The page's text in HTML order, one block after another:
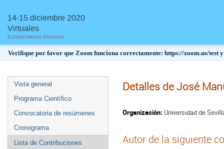
14-15 diciembre 2020
Virtuales
Europe/Madrid timezone
Verifique por favor que Zoom funciona correctamente: https://zoom.us/test
Vista general
Programa Científico
Convocatoria de resúmenes
Cronograma
Lista de Contribuciones
Detalles de José
Organización: Universidad de
Autor de la siguiente